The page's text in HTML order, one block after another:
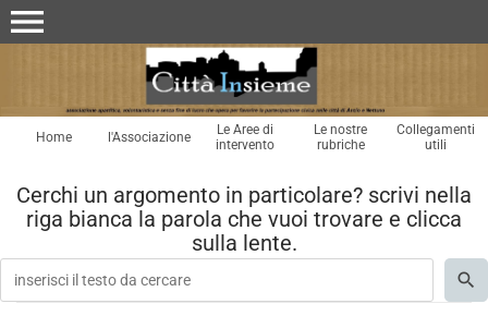
menu
Home l'Associazione
Le Aree di
intervento
Le nostre
rubriche
Collegamenti
utili
Cerchi un argomento in particolare? scrivi nella
riga bianca la parola che vuoi trovare e clicca
sulla lente.